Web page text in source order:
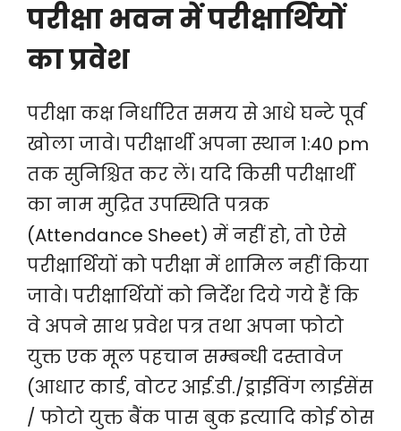
परीक्षा भवन में परीक्षार्थियों
का प्रवेश
परीक्षा कक्ष निर्धारित समय से आधे घन्टे पूर्व
खोला जावे। परीक्षार्थी अपना स्थान 1:40 pm
तक सुनिश्चित कर लें। यदि किसी परीक्षार्थी
का नाम मुद्रित उपस्थिति पत्रक
(Attendance Sheet) में नहीं हो, तो ऐसे
परीक्षार्थियों को परीक्षा में शामिल नहीं किया
जावे। परीक्षार्थियों को निर्देश दिये गये हैं कि
वे अपने साथ प्रवेश पत्र तथा अपना फोटो
युक्त एक मूल पहचान सम्बन्धी दस्तावेज
(आधार कार्ड, वोटर आई.डी./ड्राईविंग लाईसेंस
/ फोटो युक्त बैंक पास बुक इत्यादि कोई ठोस